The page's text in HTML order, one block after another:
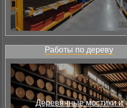
Работы по дереву
Деревянные мостики и